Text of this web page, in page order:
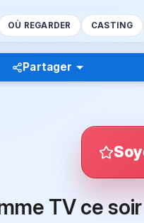
OÙ REGARDER CASTING
Partager
TV ce soir